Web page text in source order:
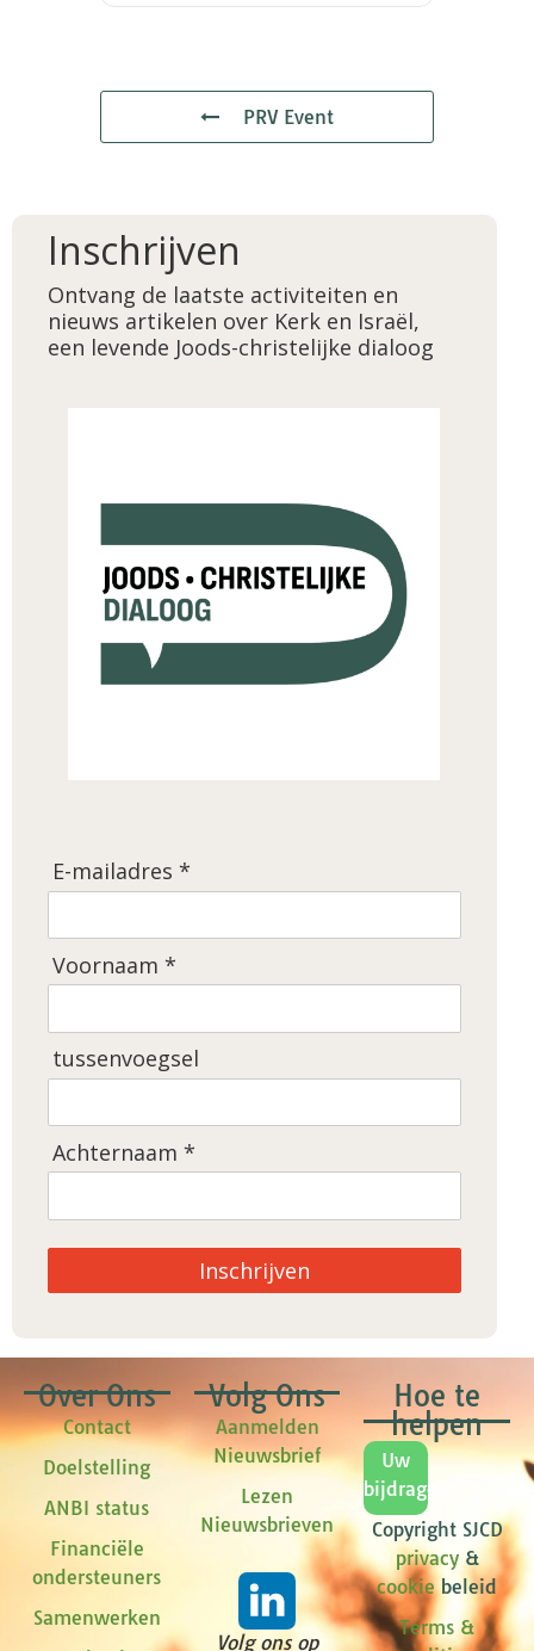
PRV Event
Inschrijven
Ontvang de laatste activiteiten en
nieuws artikelen over Kerk en Israël,
een levende Joods-christelijke dialoog
E-mailadres *
Voornaam *
tussenvoegsel
Achternaam *
Inschrijven
Over Ons
Contact
Doelstelling
ANBI status
Financiële
ondersteuners
Samenwerken
Volg Ons
Aanmelden
Nieuwsbrief
Lezen
Nieuwsbrieven
Volg ons op
Hoe te
helpen
Uw
bijdrage
Copyright SJCD
privacy&
cookie beleid
Terms &